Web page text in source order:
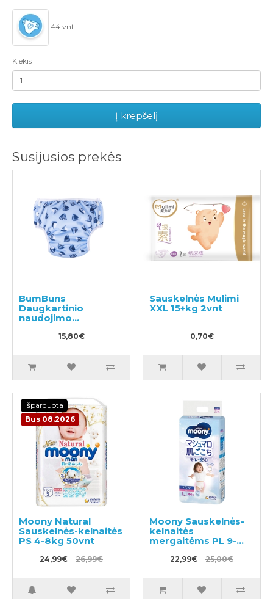
44 vnt.
Kiekis
Į krepšelį
Susijusios prekės
BumBuns
Daugkartinio
naudojimo
sauskelnės
plaukimui ir tualeto
15,80€
Sauskelnės Mulimi
XXL 15+kg 2vnt
0,70€
Išparduota
Bus 08.2026
Moony Natural
Sauskelnės-kelnaitės
PS 4-8kg 50vnt
24,99€ 26,99€
Moony Sauskelnės-
kelnaitės
mergaitėms PL 9-
22,99€ 25,00€